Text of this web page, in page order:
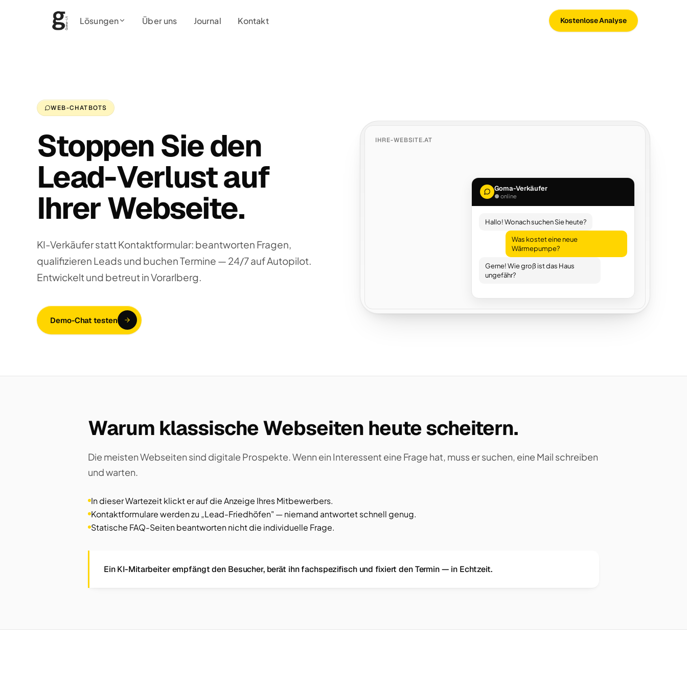
Lösungen Über uns Journal Kontakt Kostenlose Analyse
WEB-CHATBOTS
Stoppen Sie den
Lead-Verlust auf
Ihrer Webseite.
KI-Verkäufer statt Kontaktformular: beantworten Fragen,
qualifizieren Leads und buchen Termine — 24/7 auf Autopilot.
Entwickelt und betreut in Vorarlberg.
Demo-Chat testen
IHRE-WEBSITE.AT
Goma-Verkäufer
● online
Hallo! Wonach suchen Sie heute?
Was kostet eine neue
Wärmepumpe?
Gerne! Wie groß ist das Haus
ungefähr?
Warum klassische Webseiten heute scheitern.
Die meisten Webseiten sind digitale Prospekte. Wenn ein Interessent eine Frage hat, muss er suchen, eine Mail schreiben
und warten.
In dieser Wartezeit klickt er auf die Anzeige Ihres Mitbewerbers.
Kontaktformulare werden zu „Lead-Friedhöfen" — niemand antwortet schnell genug.
Statische FAQ-Seiten beantworten nicht die individuelle Frage.
Ein KI-Mitarbeiter empfängt den Besucher, berät ihn fachspezifisch und fixiert den Termin — in Echtzeit.